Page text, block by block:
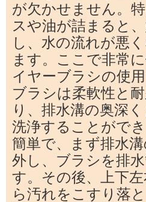
が欠かせません。
スや油が詰まると
し、水の流れが悪
ます。ここで非常
イヤーブラシの使
ブラシは柔軟性と
り、排水溝の奥深
洗浄することがで
簡単で、まず排水
外し、ブラシを排
す。その後、上下
ら汚れをこすり落